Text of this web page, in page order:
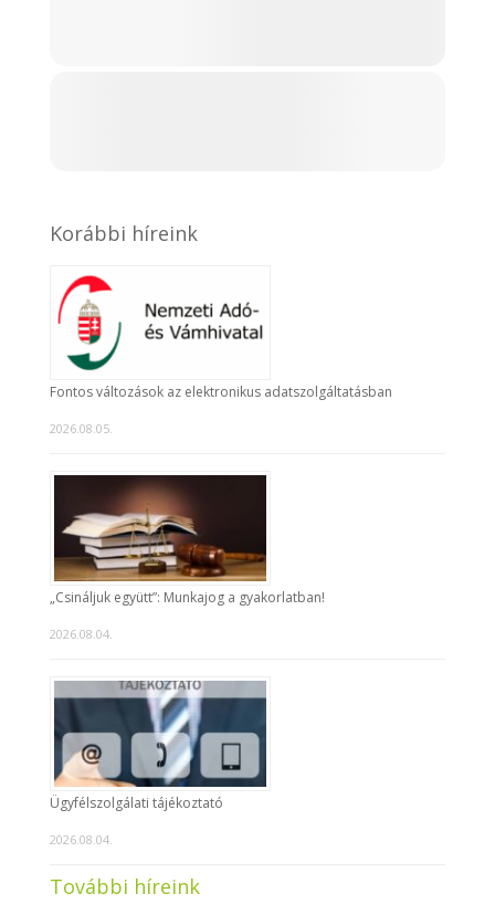
Korábbi híreink
Fontos változások az elektronikus adatszolgáltatásban
2026.08.05.
„Csináljuk együtt”: Munkajog a gyakorlatban!
2026.08.04.
Ügyfélszolgálati tájékoztató
2026.08.04.
További híreink